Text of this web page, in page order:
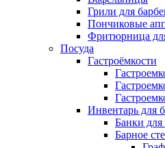
Грили для
Пончиковые
Фритюрница
Посуда
Гастроёмкости
Инвентарь для
Банки для
Барное